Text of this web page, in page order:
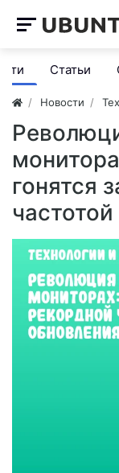
Статьи
Новости
гонятся